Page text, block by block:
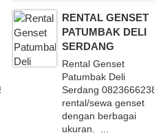
Layani
RENTAL GENSET
PATUMBAK DELI
SERDANG
Rental Genset
Patumbak Deli
Serdang
rental/sewa genset
dengan berbagai
ukuran. ...